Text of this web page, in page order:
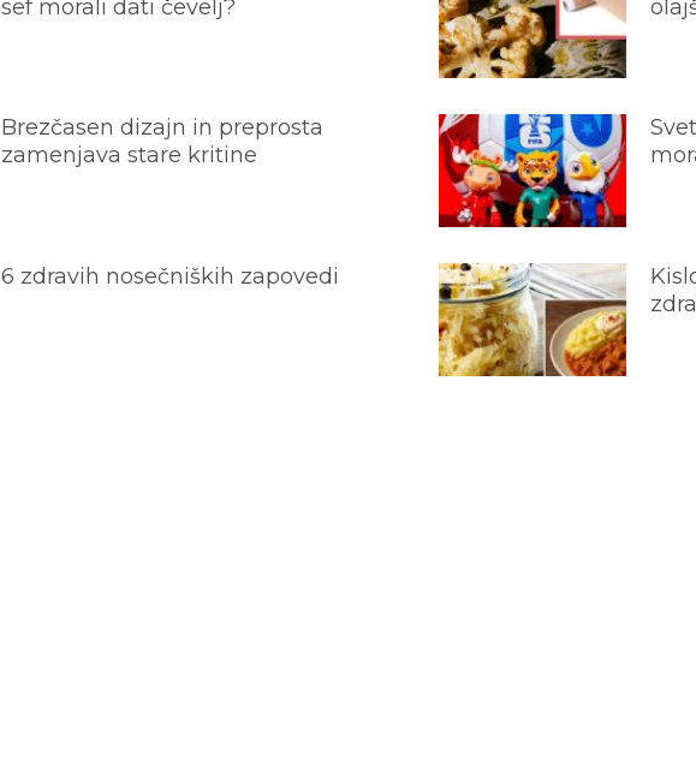
sef morali dati čevelj?
Brezčasen dizajn in preprosta
zamenjava stare kritine
6 zdravih nosečniških zapovedi